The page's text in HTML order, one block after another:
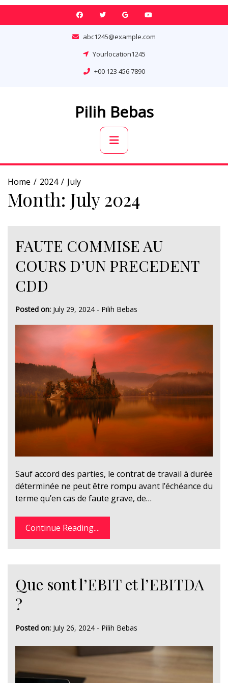
Skip
abc1245@example.com
Yourlocation1245
+00 123 456 7890
Pilih Bebas
Primary
Menu
Home 2024 July
Month: July 2024
FAUTE COMMISE AU
COURS D’UN PRECEDENT
CDD
Posted on: July 29, 2024 - Pilih Bebas
Sauf accord des parties, le contrat de travail à durée
déterminée ne peut être rompu avant l’échéance du
terme qu’en cas de faute grave, de…
Continue Reading....
Que sont l’EBIT et l’EBITDA
?
Posted on: July 26, 2024 - Pilih Bebas